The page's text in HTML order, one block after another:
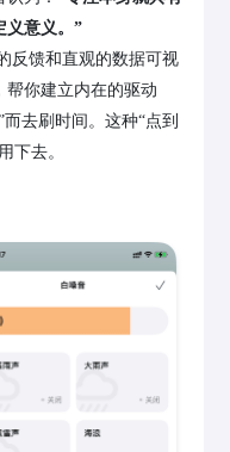
义意义。”
反馈和直观的数据可视
帮你建立内在的驱动
去刷时间。这种“点到
下去。